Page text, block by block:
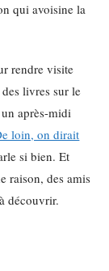
qui avoisine la
rendre visite
livres sur le
un après-midi
loin, on dirait
si bien. Et
raison, des amis
découvrir.